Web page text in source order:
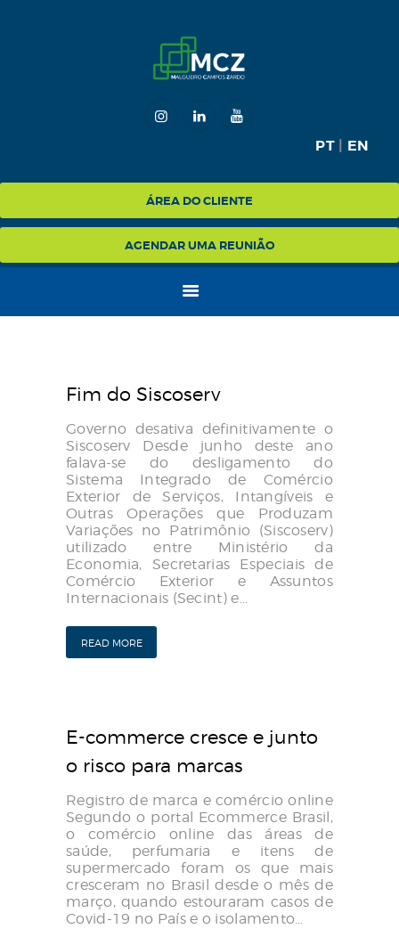
PT| EN
ÁREA DO CLIENTE
AGENDAR UMA REUNIÃO
NA MÍDIA
BLOG
CONTATO
Fim do Siscoserv
Governo desativa definitivamente o
Siscoserv Desde junho deste ano
falava-se do desligamento do
Sistema Integrado de Comércio
Exterior de Serviços, Intangíveis e
Outras Operações que Produzam
Variações no Patrimônio (Siscoserv)
utilizado entre Ministério da
Economia, Secretarias Especiais de
Comércio Exterior e Assuntos
Internacionais (Secint) e…
READ MORE
E-commerce cresce e junto
o risco para marcas
Registro de marca e comércio online
Segundo o portal Ecommerce Brasil,
o comércio online das áreas de
saúde, perfumaria e itens de
supermercado foram os que mais
cresceram no Brasil desde o mês de
março, quando estouraram casos de
Covid-19 no País e o isolamento…